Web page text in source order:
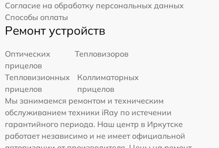
Согласие на обработку персональных данных
Способы оплаты
Ремонт устройств
Оптических
прицелов
Тепловизоров
Тепловизионных
прицелов
Коллиматорных
прицелов
Мы занимаемся ремонтом и техническим
обслуживанием техники iRay по истечении
гарантийного периода. Наш центр в Иркутске
работает независимо и не имеет официальной